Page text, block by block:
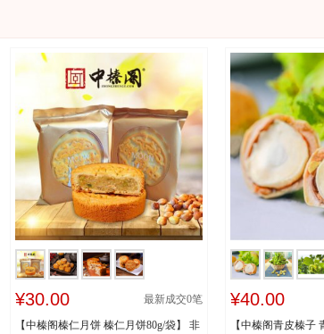
¥30.00 最新成交0笔
【中榛阁榛仁月饼 榛仁月饼80g/袋】 非
¥40.00
【中榛阁青皮榛子